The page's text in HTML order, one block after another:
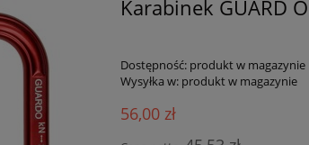
Karabinek GUARD O
Dostępność: produkt w magazynie
Wysyłka w: produkt w magazynie
56,00 zł